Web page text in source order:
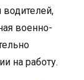
военно-
на работу.